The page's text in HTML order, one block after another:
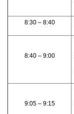
8:30 – 8:40
8:40 – 9:00
9:05 – 9:15